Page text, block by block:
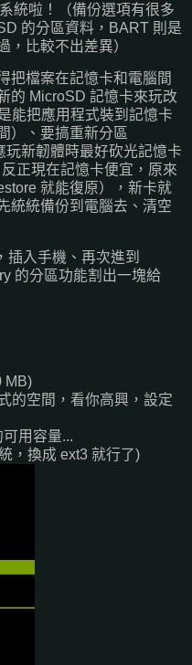
統啦！（備份選項有很多
的分區資料，BART 則是
，比較不出差異）
把檔案在記憶卡和電腦間
的 MicroSD 記憶卡來玩改
能把應用程式裝到記憶卡
）、要搞重新分區
新韌體時最好砍光記憶卡
正現在記憶卡便宜，原來
就能復原），新卡就
統統備份到電腦去、清空
插入手機、再次進到
的分區功能割出一塊給
MB)
的空間，看你高興，設定
用容量...
，換成 ext3 就行了)